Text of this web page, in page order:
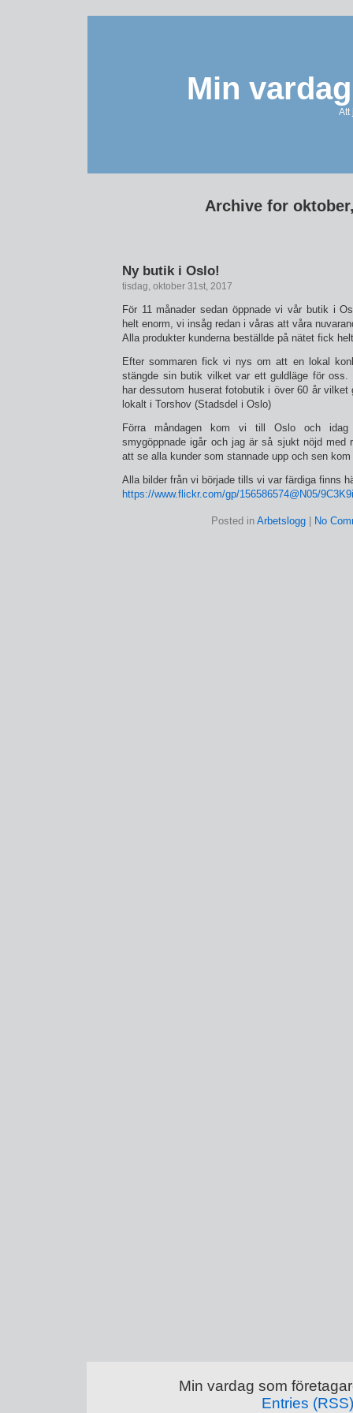
Min
Att
Archive for
Ny butik i Oslo!
tisdag, oktober 31st, 2017
För 11 månader sedan öppnade vi vår butik i
helt enorm, vi insåg redan i våras att våra
Alla produkter kunderna beställde på nätet fick
Efter sommaren fick vi nys om att en lokal
stängde sin butik vilket var ett guldläge för oss.
har dessutom huserat fotobutik i över 60 år
lokalt i Torshov (Stadsdel i Oslo)
Förra måndagen kom vi till Oslo och
smygöppnade igår och jag är så sjukt nöjd med
att se alla kunder som stannade upp och sen kom
Alla bilder från vi började tills vi var färdiga finns
https://www.flickr.com/gp/156586574@N05/9C3K9i
Posted in Arbetslogg| No
Min vardag som
Entries (RSS)